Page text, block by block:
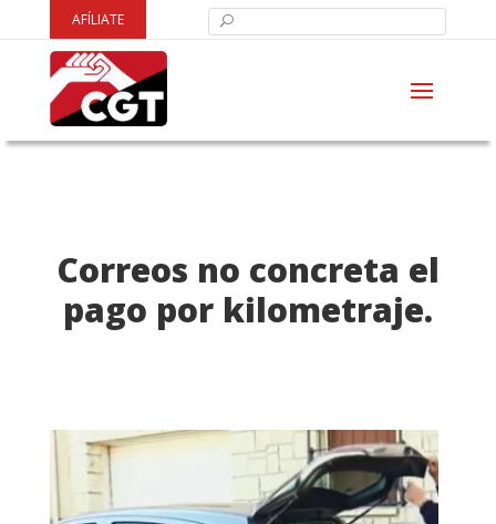
AFÍLIATE
Correos no concreta el
pago por kilometraje.